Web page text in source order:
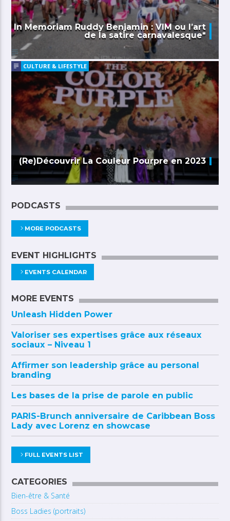
In Memoriam Ruddy Benjamin : VIM ou l’art
de la satire carnavalesque*
CULTURE & LIFESTYLE
(Re)Découvrir La Couleur Pourpre en 2023
PODCASTS
MORE PODCASTS
EVENT HIGHLIGHTS
EVENTS CALENDAR
MORE EVENTS
Unleash Hidden Power
Valoriser ses expertises grâce aux réseaux
sociaux – Niveau 1
Affirmer son leadership grâce au personal
branding
Les bases de la prise de parole en public
PARIS-Brunch anniversaire de Caribbean Boss
Lady avec Lorenz en showcase
FULL EVENTS LIST
CATEGORIES
Bien-être & Santé
Boss Ladies (portraits)